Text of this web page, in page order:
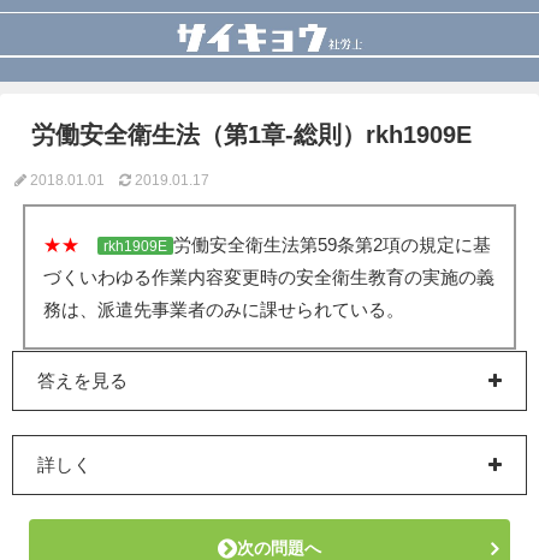
労働安全衛生法（第1章-総則）rkh1909E
2018.01.01 2019.01.17
★★ rkh1909E 労働安全衛生法第59条第2項の規定に基
づくいわゆる作業内容変更時の安全衛生教育の実施の義
務は、派遣先事業者のみに課せられている。
答えを見る
詳しく
次の問題へ